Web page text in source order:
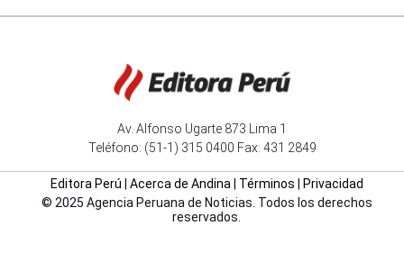
Av. Alfonso Ugarte 873 Lima 1
Teléfono: (51-1) 315 0400 Fax: 431 2849
Editora Perú Acerca de Andina Términos
Privacidad
© 2025 Agencia Peruana de Noticias. Todos los derechos
reservados.